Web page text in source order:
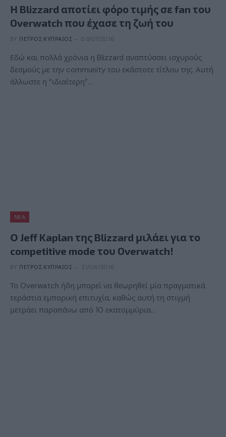
Η Blizzard αποτίει φόρο τιμής σε fan του
Overwatch που έχασε τη ζωή του
BY ΠΈΤΡΟΣ ΚΥΠΡΑΊΟΣ 03/07/2016
Εδώ και πολλά χρόνια η Blizzard αναπτύσσει ισχυρούς
δεσμούς με την community του εκάστοτε τίτλου της. Αυτή
άλλωστε η “ιδιαίτερη”…
ΝΈΑ
Ο Jeff Kaplan της Blizzard μιλάει για το
competitive mode του Overwatch!
BY ΠΈΤΡΟΣ ΚΥΠΡΑΊΟΣ 21/06/2016
Το Overwatch ήδη μπορεί να θεωρηθεί μία πραγματικά
τεράστια εμπορική επιτυχία, καθώς αυτή τη στιγμή
μετράει παραπάνω από 10 εκατομμύρια…